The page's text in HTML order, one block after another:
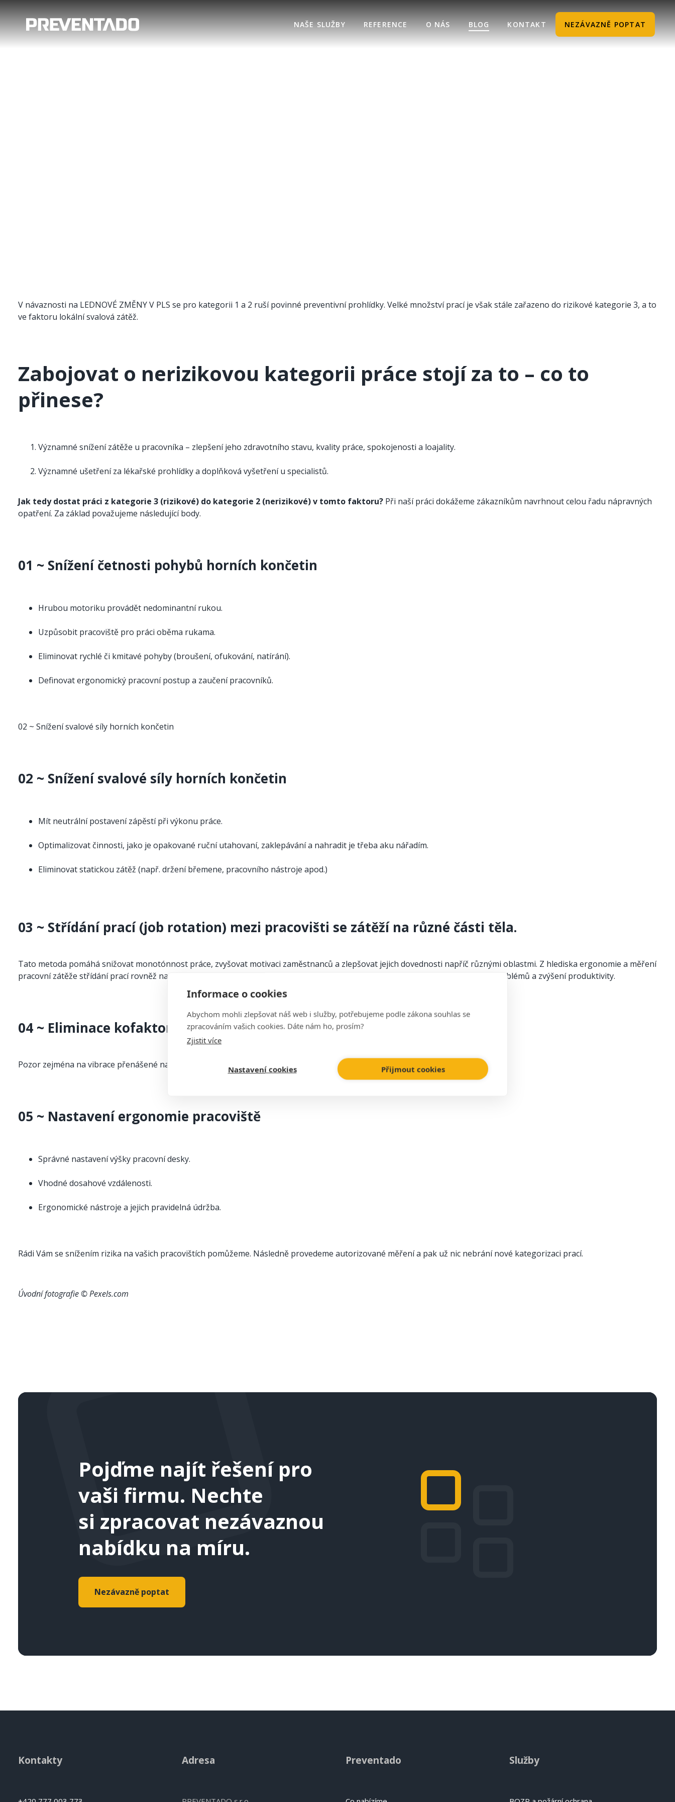
Informace o cookies
Abychom mohli zlepšovat náš web i služby, potřebujeme podle zákona souhlas se
zpracováním vašich cookies. Dáte nám ho, prosím?
Zjistit více
Nastavení cookies Přijmout cookies
NAŠE SLUŽBY REFERENCE O NÁS BLOG KONTAKT NEZÁVAZNĚ POPTAT
V návaznosti na LEDNOVÉ ZMĚNY V PLS se pro kategorii 1 a 2 ruší povinné preventivní prohlídky. Velké množství prací je však stále zařazeno do rizikové kategorie 3, a to
ve faktoru lokální svalová zátěž.
Zabojovat o nerizikovou kategorii práce stojí za to – co to
přinese?
Významné snížení zátěže u pracovníka – zlepšení jeho zdravotního stavu, kvality práce, spokojenosti a loajality.
Významné ušetření za lékařské prohlídky a doplňková vyšetření u specialistů.
Jak tedy dostat práci z kategorie 3 (rizikové) do kategorie 2 (nerizikové) v tomto faktoru? Při naší práci dokážeme zákazníkům navrhnout celou řadu nápravných
opatření. Za základ považujeme následující body.
01 ~ Snížení četnosti pohybů horních končetin
Hrubou motoriku provádět nedominantní rukou.
Uzpůsobit pracoviště pro práci oběma rukama.
Eliminovat rychlé či kmitavé pohyby (broušení, ofukování, natírání).
Definovat ergonomický pracovní postup a zaučení pracovníků.
02 ~ Snížení svalové síly horních končetin
02 ~ Snížení svalové síly horních končetin
Mít neutrální postavení zápěstí při výkonu práce.
Optimalizovat činnosti, jako je opakované ruční utahovaní, zaklepávání a nahradit je třeba aku nářadím.
Eliminovat statickou zátěž (např. držení břemene, pracovního nástroje apod.)
03 ~ Střídání prací (job rotation) mezi pracovišti se zátěží na různé části těla.
Tato metoda pomáhá snižovat monotónnost práce, zvyšovat motivaci zaměstnanců a zlepšovat jejich dovednosti napříč různými oblastmi. Z hlediska ergonomie a měření
pracovní zátěže střídání prací rovněž napomáhá rozložení fyzické a psychické zátěže, což může přispět k prevenci zdravotních problémů a zvýšení produktivity.
04 ~ Eliminace kofaktorů
Pozor zejména na vibrace přenášené na ruce (výběr nástrojů s nižší hladinou vibrací, vhodné antivibrační rukavice a další).
05 ~ Nastavení ergonomie pracoviště
Správné nastavení výšky pracovní desky.
Vhodné dosahové vzdálenosti.
Ergonomické nástroje a jejich pravidelná údržba.
Rádi Vám se snížením rizika na vašich pracovištích pomůžeme. Následně provedeme autorizované měření a pak už nic nebrání nové kategorizaci prací.
Úvodní fotografie © Pexels.com
Pojďme najít řešení pro
vaši firmu. Nechte
si zpracovat nezávaznou
nabídku na míru.
Nezávazně poptat
Kontakty Adresa Preventado Služby